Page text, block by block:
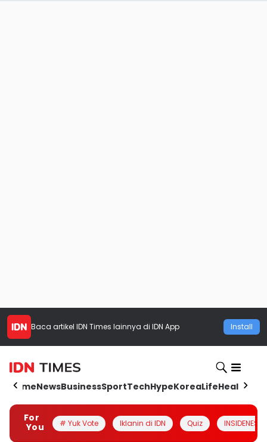
Baca artikel IDN Times lainnya di IDN App Install
HomeNewsBusinessSportTechHypeKoreaLifeHealth
For
You
# Yuk Vote Iklanin di IDN Quiz INSIDENESIA